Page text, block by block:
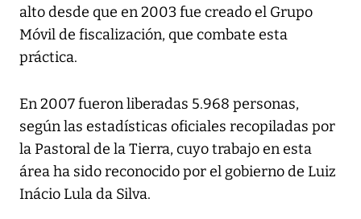
alto desde que en 2003 fue creado el Grupo
Móvil de fiscalización, que combate esta
práctica.
En 2007 fueron liberadas 5.968 personas,
según las estadísticas oficiales recopiladas por
la Pastoral de la Tierra, cuyo trabajo en esta
área ha sido reconocido por el gobierno de Luiz
Inácio Lula da Silva.